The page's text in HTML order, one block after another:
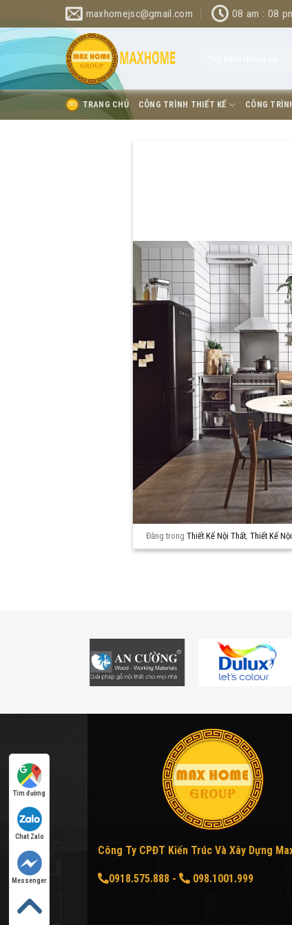
qua
nội
maxhomejsc@gmail.com 08 am : 08
TRANG CHỦ CÔNG TRÌNH THIẾT KẾ CÔNG
Đăng trongThiết Kế Nội Thất ,Thiết Kế
Công Ty CPĐT Kiến Trúc Và Xây Dựng
0918.575.888 - 098.1001.999
Tìm đường
Chat Zalo
Messenger